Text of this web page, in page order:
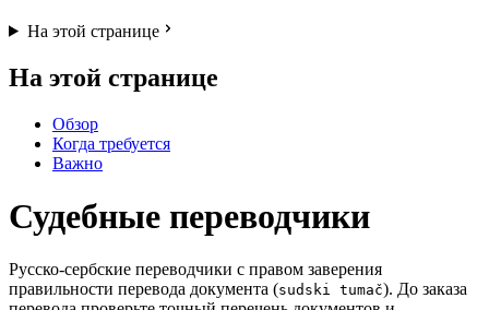
На этой странице
На этой странице
Обзор
Когда требуется
Важно
Судебные переводчики
Русско-сербские переводчики с правом заверения
правильности перевода документа (sudski tumač). До заказа